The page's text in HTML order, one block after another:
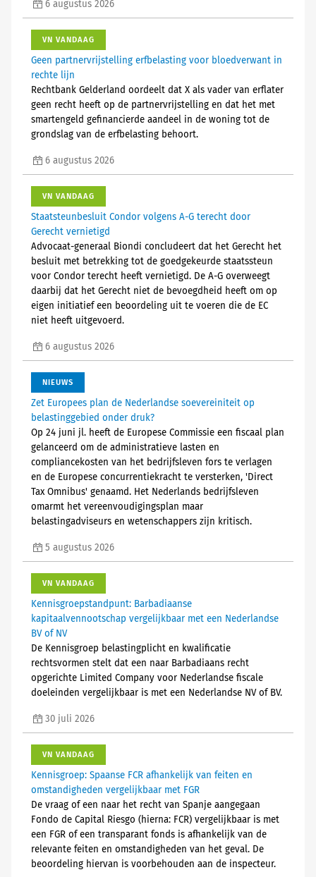
6 augustus 2026
VN VANDAAG
Geen partnervrijstelling erfbelasting voor bloedverwant in
rechte lijn
Rechtbank Gelderland oordeelt dat X als vader van erflater
geen recht heeft op de partnervrijstelling en dat het met
smartengeld gefinancierde aandeel in de woning tot de
grondslag van de erfbelasting behoort.
6 augustus 2026
VN VANDAAG
Staatsteunbesluit Condor volgens A-G terecht door
Gerecht vernietigd
Advocaat-generaal Biondi concludeert dat het Gerecht het
besluit met betrekking tot de goedgekeurde staatssteun
voor Condor terecht heeft vernietigd. De A-G overweegt
daarbij dat het Gerecht niet de bevoegdheid heeft om op
eigen initiatief een beoordeling uit te voeren die de EC
niet heeft uitgevoerd.
6 augustus 2026
NIEUWS
Zet Europees plan de Nederlandse soevereiniteit op
belastinggebied onder druk?
Op 24 juni jl. heeft de Europese Commissie een fiscaal plan
gelanceerd om de administratieve lasten en
compliancekosten van het bedrijfsleven fors te verlagen
en de Europese concurrentiekracht te versterken, 'Direct
Tax Omnibus' genaamd. Het Nederlands bedrijfsleven
omarmt het vereenvoudigingsplan maar
belastingadviseurs en wetenschappers zijn kritisch.
5 augustus 2026
VN VANDAAG
Kennisgroepstandpunt: Barbadiaanse
kapitaalvennootschap vergelijkbaar met een Nederlandse
BV of NV
De Kennisgroep belastingplicht en kwalificatie
rechtsvormen stelt dat een naar Barbadiaans recht
opgerichte Limited Company voor Nederlandse fiscale
doeleinden vergelijkbaar is met een Nederlandse NV of BV.
30 juli 2026
VN VANDAAG
Kennisgroep: Spaanse FCR afhankelijk van feiten en
omstandigheden vergelijkbaar met FGR
De vraag of een naar het recht van Spanje aangegaan
Fondo de Capital Riesgo (hierna: FCR) vergelijkbaar is met
een FGR of een transparant fonds is afhankelijk van de
relevante feiten en omstandigheden van het geval. De
beoordeling hiervan is voorbehouden aan de inspecteur.